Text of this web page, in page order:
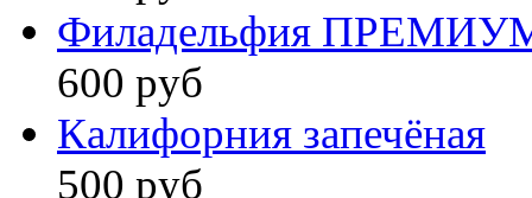
Филадельфия
600 руб
Калифорния запечёная
500 руб